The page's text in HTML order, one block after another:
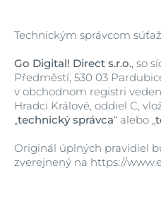
Technickým správcom
Go Digital! Direct s.r.o., so
Předměstí, 530 03
v obchodnom registri
Hradci Králové, oddiel C,
„technický správca“ alebo „
Originál úplných pravidiel
zverejnený na https://